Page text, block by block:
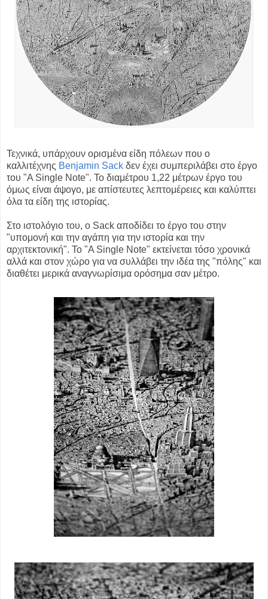
Τεχνικά, υπάρχουν ορισμένα είδη πόλεων που ο
καλλιτέχνης Benjamin Sack δεν έχει συμπεριλάβει στο έργο
του "A Single Note". Το διαμέτρου 1,22 μέτρων έργο του
όμως είναι άψογο, με απίστευτες λεπτομέρειες και καλύπτει
όλα τα είδη της ιστορίας.
Στο ιστολόγιο του, ο Sack αποδίδει το έργο του στην
"υπομονή και την αγάπη για την ιστορία και την
αρχιτεκτονική". Το "A Single Note" εκτείνεται τόσο χρονικά
αλλά και στον χώρο για να συλλάβει την ιδέα της "πόλης" και
διαθέτει μερικά αναγνωρίσιμα ορόσημα σαν μέτρο.